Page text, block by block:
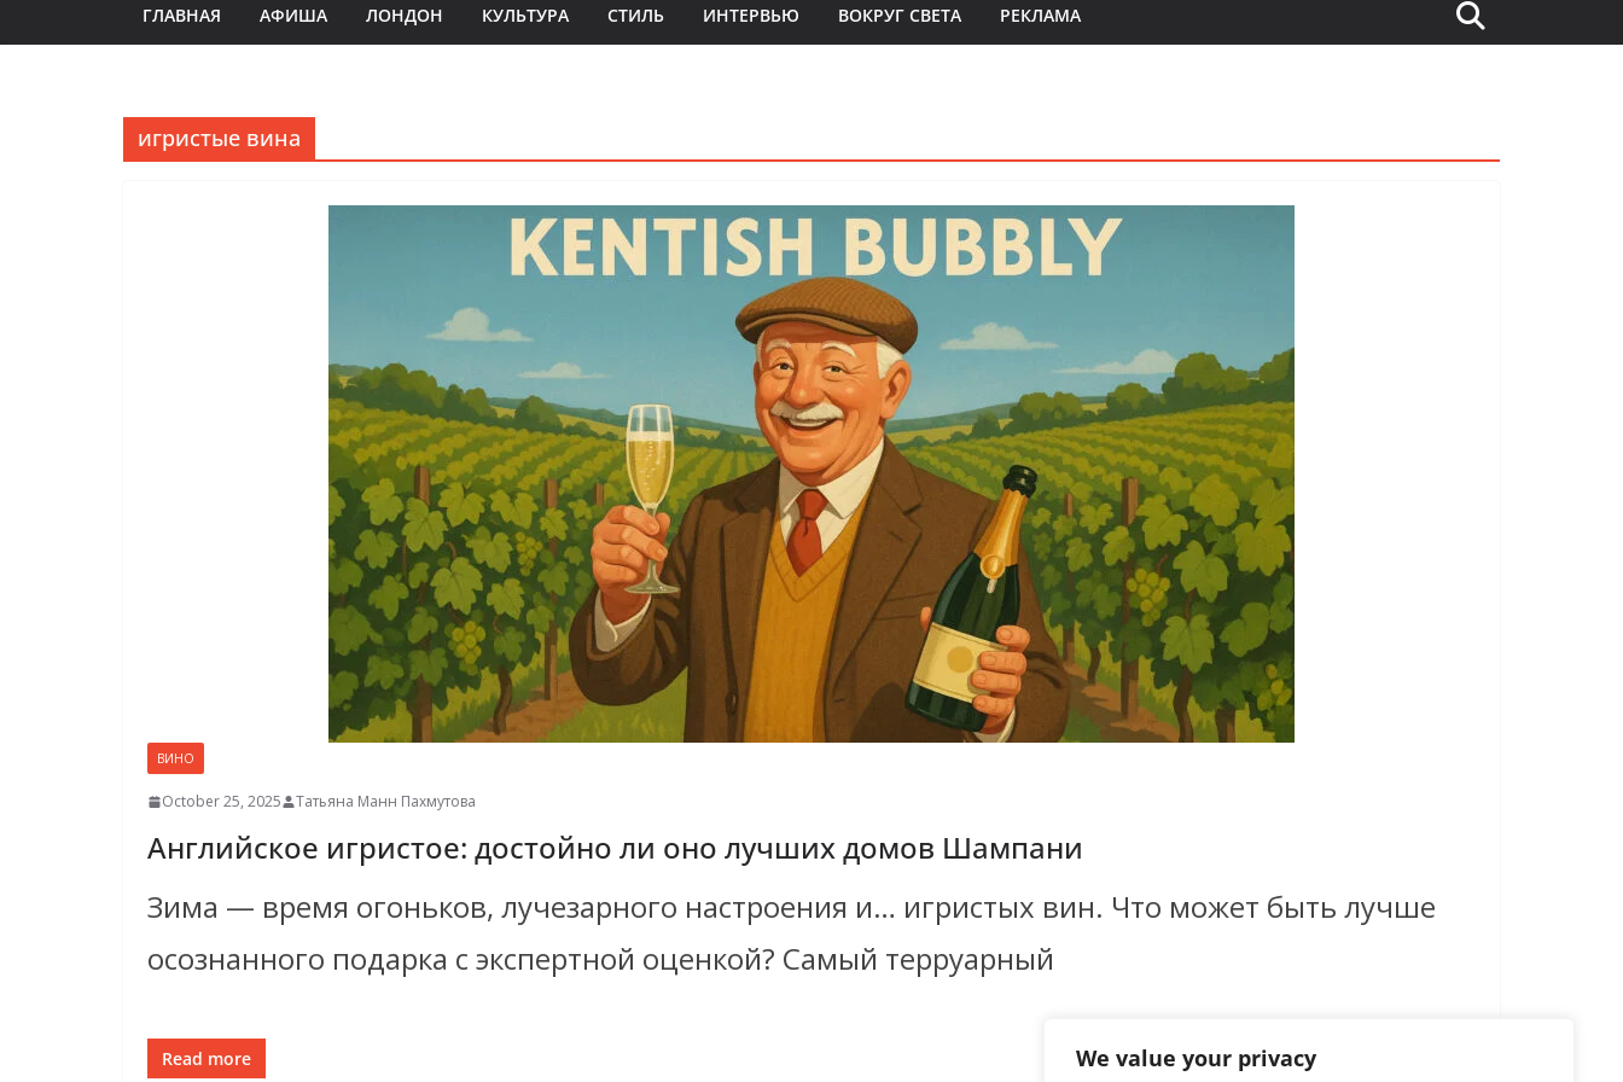
We value your privacy
ГЛАВНАЯ АФИША ЛОНДОН КУЛЬТУРА СТИЛЬ ИНТЕРВЬЮ ВОКРУГ СВЕТА РЕКЛАМА
игристые вина
ВИНО
October 25, 2025 Татьяна Манн Пахмутова
Английское игристое: достойно ли оно лучших домов Шампани
Зима — время огоньков, лучезарного настроения и… игристых вин. Что может быть лучше
осознанного подарка с экспертной оценкой? Самый терруарный
Read more